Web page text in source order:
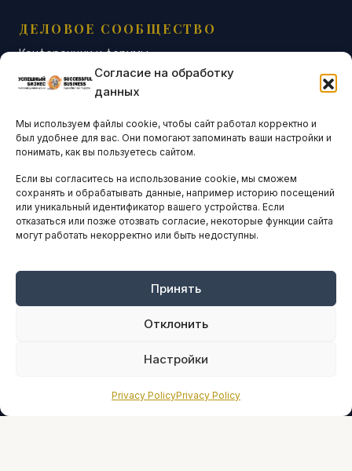
Согласие на обработку
данных
Мы используем файлы cookie, чтобы сайт работал корректно и
был удобнее для вас. Они помогают запоминать ваши настройки и
понимать, как вы пользуетесь сайтом.
Если вы согласитесь на использование cookie, мы сможем
сохранять и обрабатывать данные, например историю посещений
или уникальный идентификатор вашего устройства. Если
отказаться или позже отозвать согласие, некоторые функции сайта
могут работать некорректно или быть недоступны.
Принять
Отклонить
Настройки
Privacy PolicyPrivacy Policy
ДЕЛОВОЕ СООБЩЕСТВО
Конференции и форумы
Бизнес-клубы и ассоциации
Остальные новости
АНАЛИТИКА И СТАТИСТИКА
ARTICLES IN ENGLISH
НАВИГАЦИЯ
Оплата онлайн